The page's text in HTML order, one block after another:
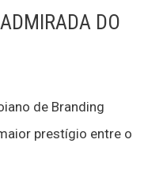
DO
de Branding
prestígio entre o